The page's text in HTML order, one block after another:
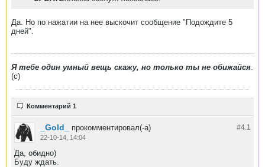
Да. Но по нажатии на нее выскочит сообщение "Подождите 5
дней".
Я тебе один умный вещь скажу, но только ты не обижайся
(с)
Комментарий 1
#4.1
_Gold_ прокомментировал(-а)
22-10-14, 14:04
Да, обидно)
Буду ждать.